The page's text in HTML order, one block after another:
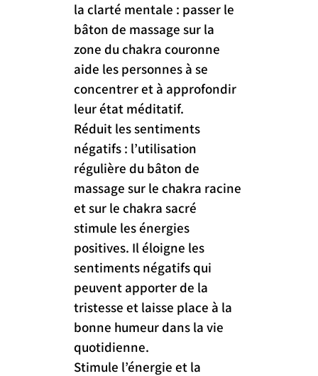
la clarté mentale : passer le
bâton de massage sur la
zone du chakra couronne
aide les personnes à se
concentrer et à approfondir
leur état méditatif.
Réduit les sentiments
négatifs : l’utilisation
régulière du bâton de
massage sur le chakra racine
et sur le chakra sacré
stimule les énergies
positives. Il éloigne les
sentiments négatifs qui
peuvent apporter de la
tristesse et laisse place à la
bonne humeur dans la vie
quotidienne.
Stimule l’énergie et la